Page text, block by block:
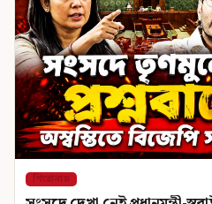
শিরোনাম